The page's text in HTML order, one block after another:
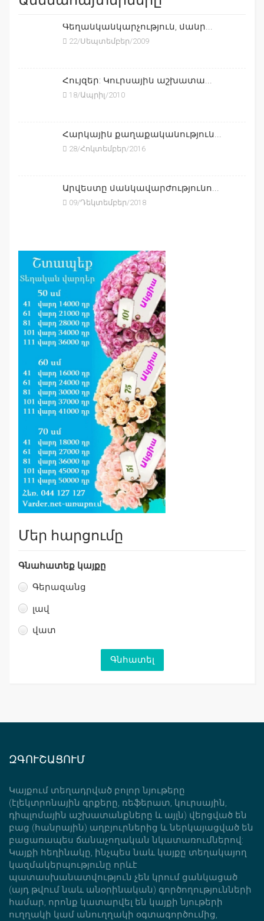
Գեղանկանկարչություն, մանր...
22/Սեպտեմբեր/2009
Հույզեր: Կուրսային աշխատա...
18/Ապրիլ/2010
Հարկային քաղաքականություն...
28/Հոկտեմբեր/2016
Արվեստը մանկավարժությունո...
09/Դեկտեմբեր/2018
Մեր հարցումը
Գնահատեք կայքը
Գերազանց
լավ
վատ
ԶԳՈՒՇԱՑՈՒՄ
Կայքում տեղադրված բոլոր նյութերը
(էլեկտրոնային գրքերը, ռեֆերատ, կուրսային,
դիպլոմային աշխատանքները և այլն) վերցված են
բաց (հանրային) աղբյուրներից և ներկայացված են
բացառապես ճանաչողական նկատառումներով:
Կայքի հեղինակը, ինչպես նաև կայքը տեղակայող
կազմակերպությունը որևէ
պատասխանատվություն չեն կրում ցանկացած
(այդ թվում նաև անօրինական) գործողությունների
համար, որոնք կատարվել են կայքի նյութերի
ուղղակի կամ անուղղակի օգտագործումից,